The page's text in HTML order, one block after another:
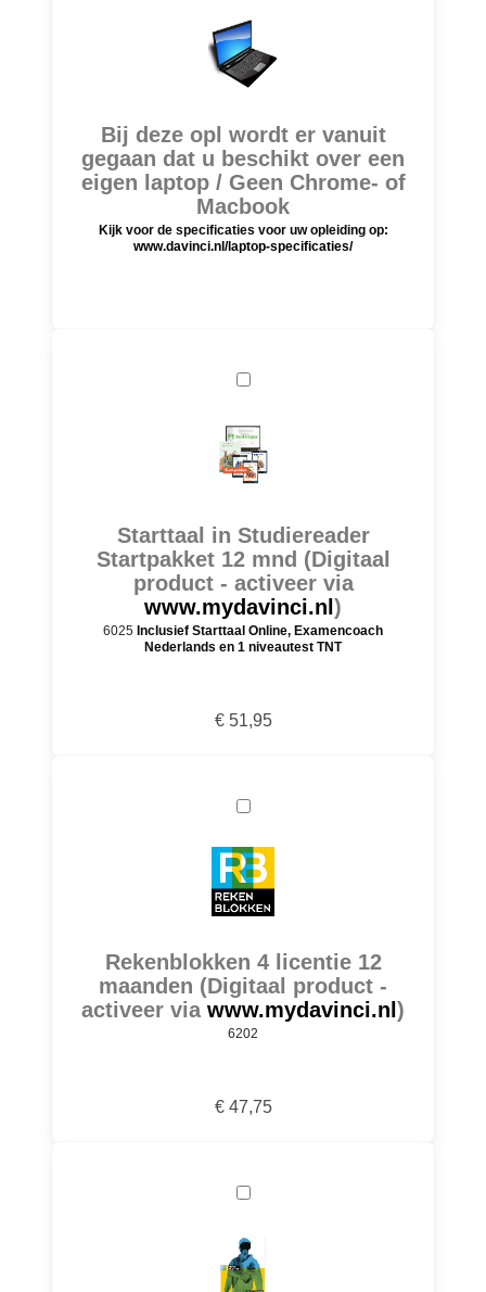
Bij deze opl wordt er vanuit
gegaan dat u beschikt over een
eigen laptop / Geen Chrome- of
Macbook
Kijk voor de specificaties voor uw opleiding op:
www.davinci.nl/laptop-specificaties/
Starttaal in Studiereader
Startpakket 12 mnd (Digitaal
product - activeer via
www.mydavinci.nl )
6025 Inclusief Starttaal Online, Examencoach
Nederlands en 1 niveautest TNT
€ 51,95
Rekenblokken 4 licentie 12
maanden (Digitaal product -
activeer via www.mydavinci.nl )
6202
€ 47,75